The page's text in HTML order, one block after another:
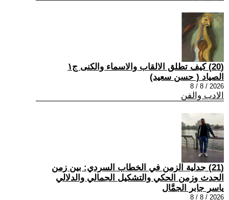
(20) كيف تطلق الالقاب والاسماء والكنى ج١
الصياد ‏( حسن سعيد‏)
2026 / 8 / 8
الادب والفن
(21) جدلية الزمن في الخطاب السردي: بين زمن
الحدث وزمن الحكي والتشكيل الجمالي والدلالي
ياسر جابر الجمَّال
2026 / 8 / 8